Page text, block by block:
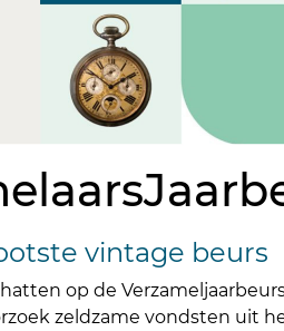
vintage beurs
op de
zeldzame vondsten uit